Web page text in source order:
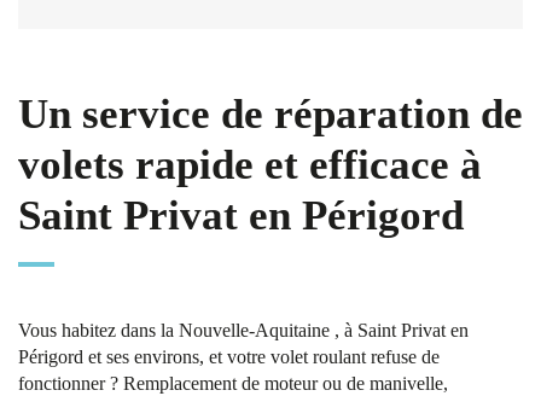
Un service de réparation de
volets rapide et efficace à
Saint Privat en Périgord
Vous habitez dans la Nouvelle-Aquitaine , à Saint Privat en
Périgord et ses environs, et votre volet roulant refuse de
fonctionner ? Remplacement de moteur ou de manivelle,